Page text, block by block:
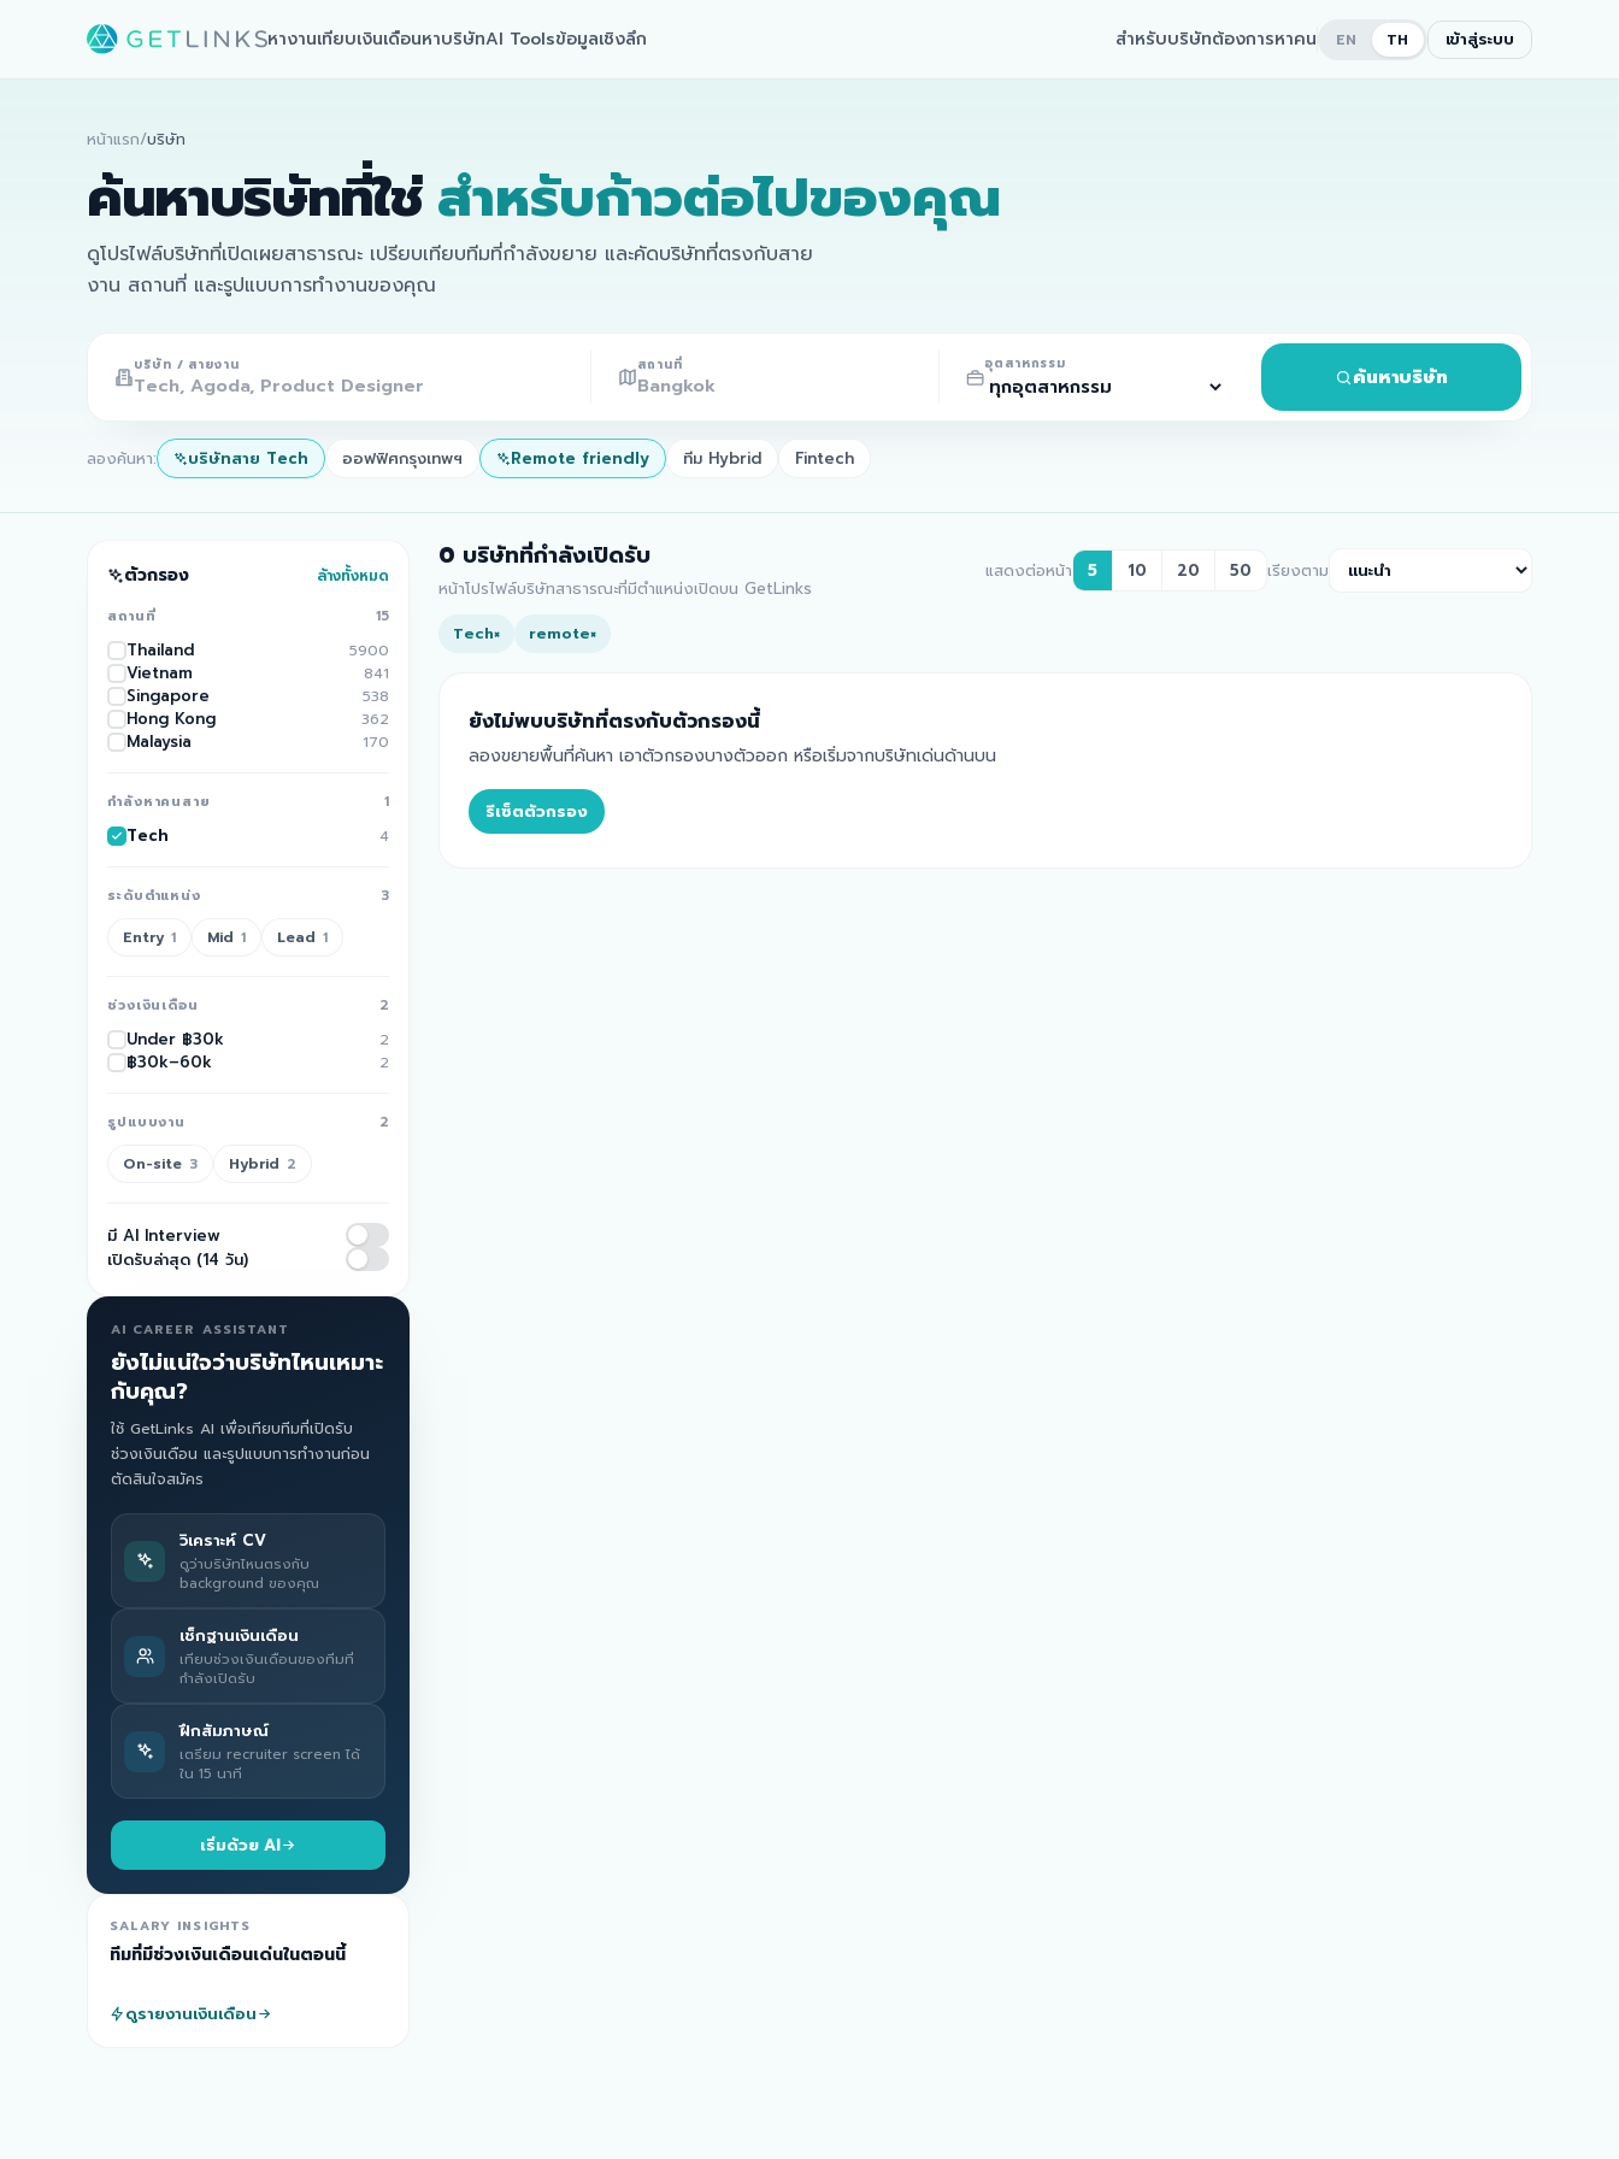
หางานเทียบเงินเดือนหาบริษัทAI Toolsข้อมูลเชิงลึก สำหรับบริษัทต้องการหาคน EN TH เข้าสู่ระบบ
หน้าแรก/บริษัท
ค้นหาบริษัทที่ใช่ สำหรับก้าวต่อไปของคุณ
ดูโปรไฟล์บริษัทที่เปิดเผยสาธารณะ เปรียบเทียบทีมที่กำลังขยาย และคัดบริษัทที่ตรงกับสาย
งาน สถานที่ และรูปแบบการทำงานของคุณ
บริษัท / สายงาน สถานที่ อุตสาหกรรม
ค้นหาบริษัท
ลองค้นหา: บริษัทสาย Tech ออฟฟิศกรุงเทพฯ Remote friendly ทีม Hybrid Fintech
ตัวกรอง ล้างทั้งหมด
สถานที่ 15
Thailand 5900
Vietnam 841
Singapore 538
Hong Kong 362
Malaysia 170
กำลังหาคนสาย 1
Tech 4
ระดับตำแหน่ง 3
Entry 1 Mid 1 Lead 1
ช่วงเงินเดือน 2
Under ฿30k 2
฿30k–60k 2
รูปแบบงาน 2
On-site 3 Hybrid 2
มี AI Interview
เปิดรับล่าสุด (14 วัน)
AI CAREER ASSISTANT
ยังไม่แน่ใจว่าบริษัทไหนเหมาะ
กับคุณ?
ใช้ GetLinks AI เพื่อเทียบทีมที่เปิดรับ
ช่วงเงินเดือน และรูปแบบการทำงานก่อน
ตัดสินใจสมัคร
วิเคราะห์ CV
ดูว่าบริษัทไหนตรงกับ
background ของคุณ
เช็กฐานเงินเดือน
เทียบช่วงเงินเดือนของทีมที่
กำลังเปิดรับ
ฝึกสัมภาษณ์
เตรียม recruiter screen ได้
ใน 15 นาที
เริ่มด้วย AI
SALARY INSIGHTS
ทีมที่มีช่วงเงินเดือนเด่นในตอนนี้
ดูรายงานเงินเดือน
0 บริษัทที่กำลังเปิดรับ
หน้าโปรไฟล์บริษัทสาธารณะที่มีตำแหน่งเปิดบน GetLinks
แสดงต่อหน้า 5 10 20 50 เรียงตาม
Tech× remote×
ยังไม่พบบริษัทที่ตรงกับตัวกรองนี้
ลองขยายพื้นที่ค้นหา เอาตัวกรองบางตัวออก หรือเริ่มจากบริษัทเด่นด้านบน
รีเซ็ตตัวกรอง